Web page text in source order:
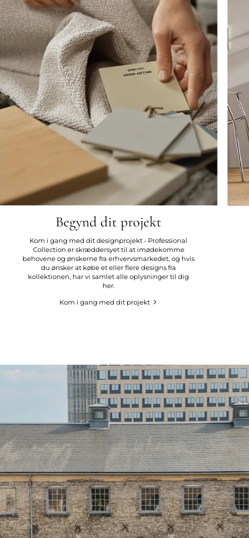
Begynd dit projekt
Kom i gang med dit designprojekt - Professional
Collection er skræddersyet til at imødekomme
behovene og ønskerne fra erhvervsmarkedet, og hvis
du ønsker at købe et eller flere designs fra
kollektionen, har vi samlet alle oplysninger til dig
her.
Kom i gang med dit projekt